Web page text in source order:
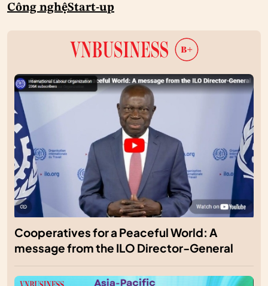
Công nghệStart-up
Cooperatives for a Peaceful World: A
message from the ILO Director-General